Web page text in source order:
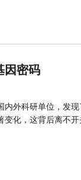
因密码
外科研单位，发
化，这背后离不开